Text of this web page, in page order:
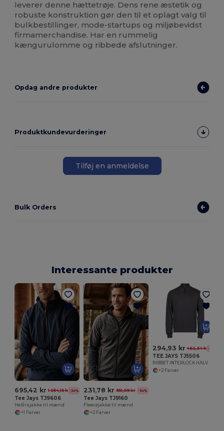
leverer denne hættetrøje. Dens rene æstetik og
robuste konstruktion gør den til et oplagt valg til
bulkbestillinger, mode-startups og miljøbevidst
firmamerchandise. Har en rummelig
kængurulomme og ribbede afslutninger.
Opdag andre produkter
Produktkundevurderinger
Tilføj en anmeldelse
Bulk Orders
Interessante produkter
695,42 kr 1 054,15 kr-34%
Tee Jays TJ9606
Helårsjakke til mænd
+1 Farver
231,78 kr 351,09 kr -34%
Tee Jays TJ9160
Fleecejakke til mænd
+2 Farver
294,93 kr 462,54 kr-36%
TEE JAYS TJ5506
+2 Farver